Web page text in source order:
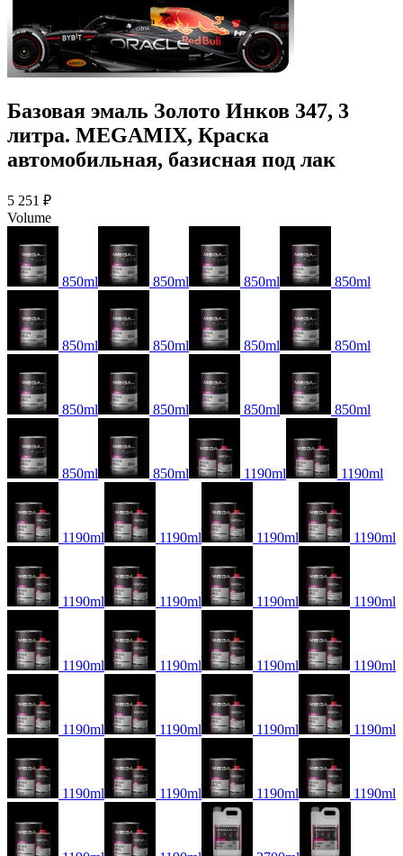
Базовая эмаль Золото Инков 347, 3
литра. MEGAMIX, Краска
автомобильная, базисная под лак
5 251 ₽
Volume
850ml 850ml 850ml 850ml
850ml 850ml 850ml 850ml
850ml 850ml 850ml 850ml
850ml 850ml 1190ml 1190ml
1190ml 1190ml 1190ml 1190ml
1190ml 1190ml 1190ml 1190ml
1190ml 1190ml 1190ml 1190ml
1190ml 1190ml 1190ml 1190ml
1190ml 1190ml 1190ml 1190ml